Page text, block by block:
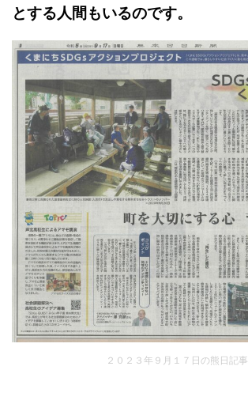
とする人間もいるのです。
２０２３年９月１７日の熊日記事